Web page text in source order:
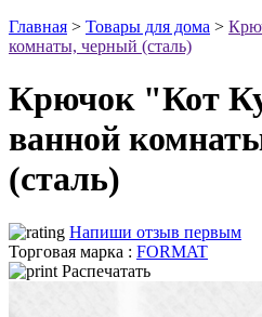
Главная > Товары для дома >
комнаты, черный (сталь)
Крючок "Кот
ванной
(сталь)
Напиши отзыв первым
Торговая марка : FORMAT
Распечатать